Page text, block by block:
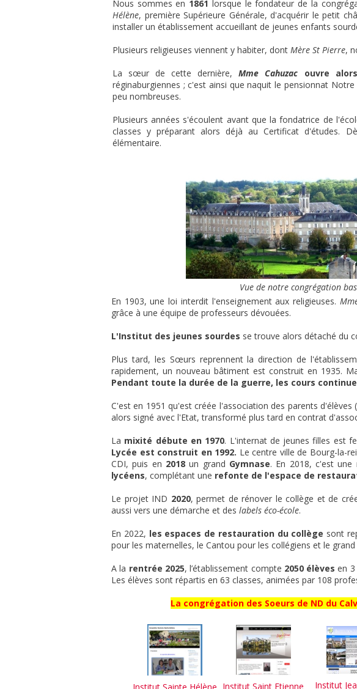
Nous sommes en 1861 lorsque le fondateur de la
Hélène, première Supérieure Générale, d'acquérir le petit
installer un établissement accueillant de jeunes enfants
Plusieurs religieuses viennent y habiter, dont Mère St Pierre,
La sœur de cette dernière,Mme Cahuzac ouvre
réginaburgiennes ; c'est ainsi que naquit le pensionnat
peu nombreuses.
Plusieurs années s'écoulent avant que la fondatrice de
classes y préparant alors déjà au Certificat d'études.
élémentaire.
Vue de notre congrégation
En 1903, une loi interdit l'enseignement aux religieuses.
grâce à une équipe de professeurs dévouées.
L'Institut des jeunes sourdes se trouve alors détaché du
Plus tard, les Sœurs reprennent la direction de
rapidement, un nouveau bâtiment est construit en 1935.
Pendant toute la durée de la guerre, les cours
C'est en 1951 qu'est créée l'association des parents
alors signé avec l'Etat, transformé plus tard en contrat
La mixité débute en 1970. L'internat de jeunes filles est
Lycée est construit en 1992. Le centre ville de Bourg-la-
CDI, puis en 2018 un grand Gymnase. En 2018, c'est une
lycéens, complétant une refonte de l'espace de
Le projet IND 2020, permet de rénover le collège et de
aussi vers une démarche et des labels éco-école.
En 2022, les espaces de restauration du collège sont
pour les maternelles, le Cantou pour les collégiens et le
A la rentrée 2025, l’établissement compte 2050 élèves en 3
Les élèves sont répartis en 63 classes, animées par 108
La congrégation des Soeurs de ND du
Institut Sainte Hélène Institut Saint Etienne Institut